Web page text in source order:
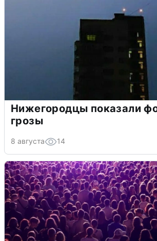
Нижегородцы показали
грозы
8 августа 14